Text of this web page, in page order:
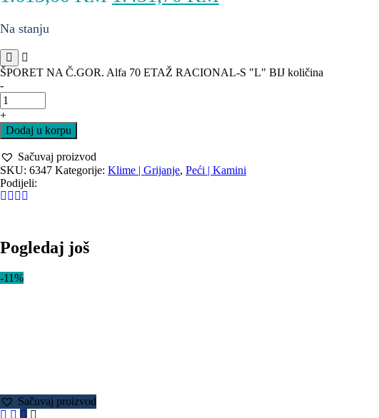
Na stanju
ŠPORET NA Č.GOR. Alfa 70 ETAŽ RACIONAL-S "L" BIJ količina
-
+
Dodaj u korpu
Sačuvaj proizvod
SKU: 6347 Kategorije: Klime | Grijanje, Peći | Kamini
Podijeli:
Pogledaj još
-11%
Sačuvaj proizvod